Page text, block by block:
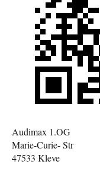
Audimax 1.OG
Marie-Curie- Str
47533 Kleve